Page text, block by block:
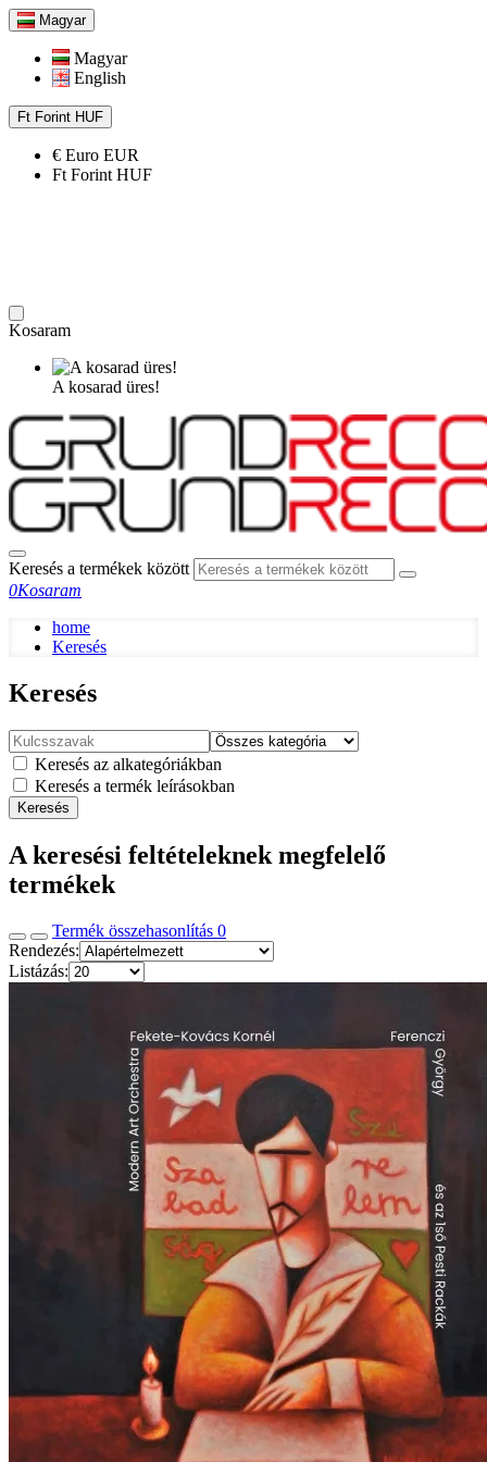
Magyar
Magyar
English
Ft Forint HUF
€ Euro EUR
Ft Forint HUF
Kosaram
A kosarad üres!
Keresés a termékek között
0Kosaram
home
Keresés
Keresés
Keresés az alkategóriákban
Keresés a termék leírásokban
Keresés
A keresési feltételeknek megfelelő
termékek
Termék összehasonlítás 0
Rendezés:
Listázás: